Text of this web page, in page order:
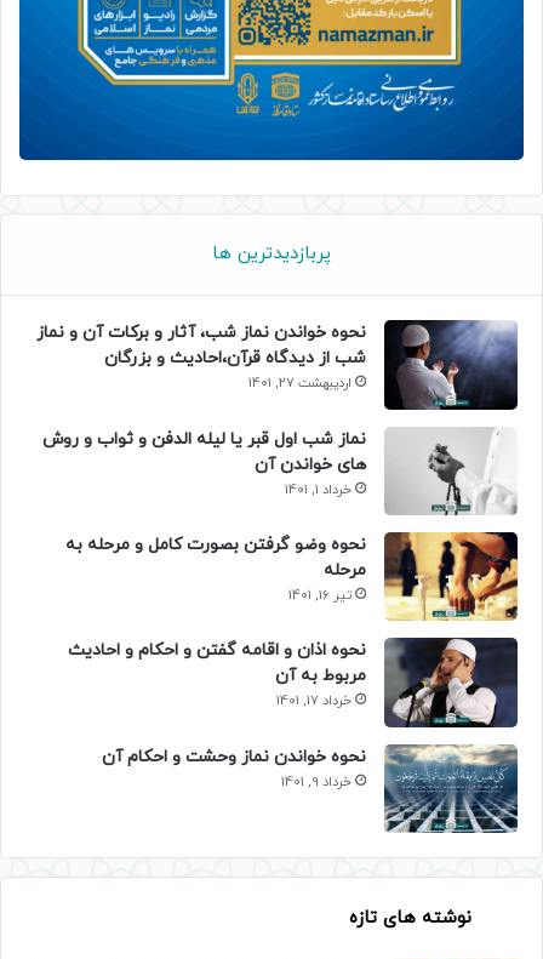
پربازدیدترین ها
نحوه خواندن نماز شب، آثار و برکات آن و نماز
شب از دیدگاه قرآن،احادیث و بزرگان
اردیبهشت 27, 1401
نماز شب اول قبر یا لیله الدفن و ثواب و روش
های خواندن آن
خرداد 1, 1401
نحوه وضو گرفتن بصورت کامل و مرحله به
مرحله
تیر 16, 1401
نحوه اذان و اقامه گفتن و احکام و احادیث
مربوط به آن
خرداد 17, 1401
نحوه خواندن نماز وحشت و احکام آن
خرداد 9, 1401
نوشته های تازه